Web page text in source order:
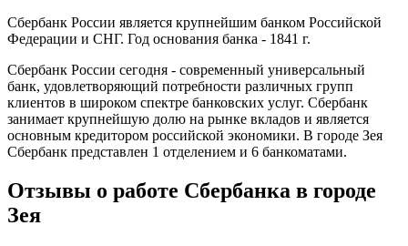
Сбербанк России является крупнейшим банком Российской
Федерации и СНГ. Год основания банка - 1841 г.
Сбербанк России сегодня - современный универсальный
банк, удовлетворяющий потребности различных групп
клиентов в широком спектре банковских услуг. Сбербанк
занимает крупнейшую долю на рынке вкладов и является
основным кредитором российской экономики. В городе Зея
Сбербанк представлен 1 отделением и 6 банкоматами.
Отзывы о работе Сбербанка в городе
Зея